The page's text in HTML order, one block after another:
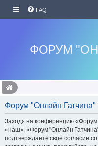
FAQ
ФОРУМ
Форум "Онлайн
Заходя на конференцию
«наш», «Форум "Онлайн
подтверждаете своё согласие